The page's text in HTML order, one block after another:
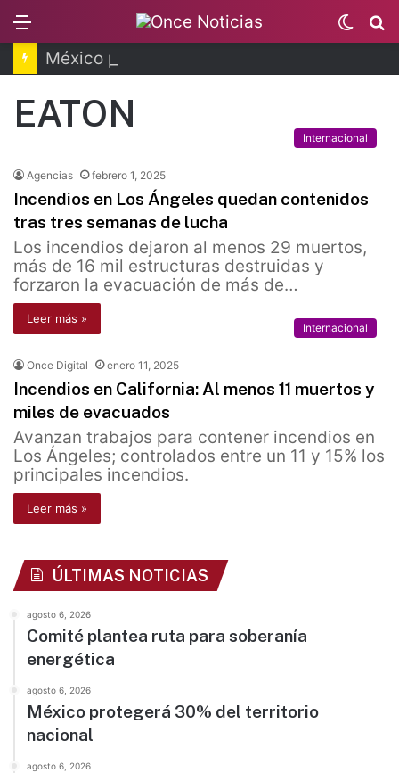
Switch
skin
EATON
Internacional
Agencias febrero 1, 2025
Incendios en Los Ángeles quedan contenidos
tras tres semanas de lucha
Los incendios dejaron al menos 29 muertos,
más de 16 mil estructuras destruidas y
forzaron la evacuación de más de…
Leer más »
Internacional
Once Digital enero 11, 2025
Incendios en California: Al menos 11 muertos y
miles de evacuados
Avanzan trabajos para contener incendios en
Los Ángeles; controlados entre un 11 y 15% los
principales incendios.
Leer más »
ÚLTIMAS NOTICIAS
agosto 6, 2026
Comité plantea ruta para soberanía
energética
agosto 6, 2026
México protegerá 30% del territorio
nacional
agosto 6, 2026